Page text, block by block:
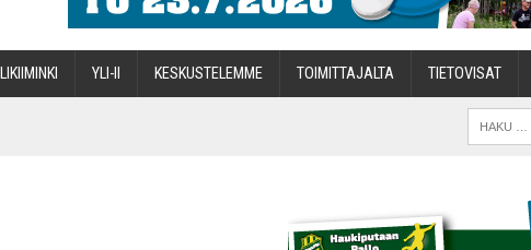
YLI-II KES­KUS­TE­LEM­ME TOI­MIT­TA­JAL­TA TIETOVISAT